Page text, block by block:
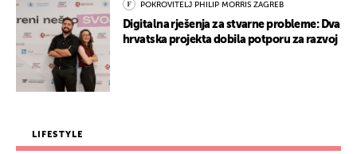
POKROVITELJ PHILIP MORRIS ZAGREB
Digitalna rješenja za stvarne probleme: Dva
hrvatska projekta dobila potporu za razvoj
LIFESTYLE